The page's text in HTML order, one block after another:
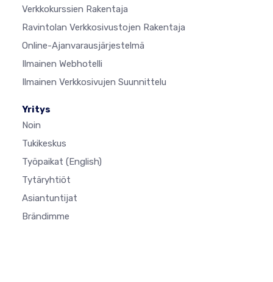
Verkkokurssien Rakentaja
Ravintolan Verkkosivustojen Rakentaja
Online-Ajanvarausjärjestelmä
Ilmainen Webhotelli
Ilmainen Verkkosivujen Suunnittelu
Yritys
Noin
Tukikeskus
Työpaikat (English)
Tytäryhtiöt
Asiantuntijat
Brändimme